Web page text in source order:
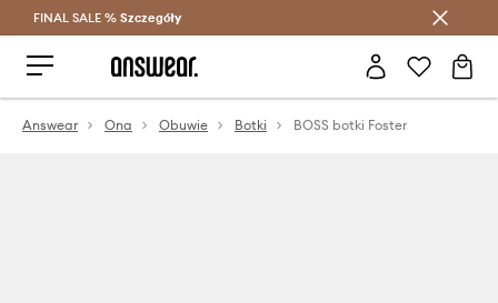
Oszczędzaj z Answear Club >
FINAL SALE % Szczegóły
Answear Ona Obuwie Botki BOSS botki Foster